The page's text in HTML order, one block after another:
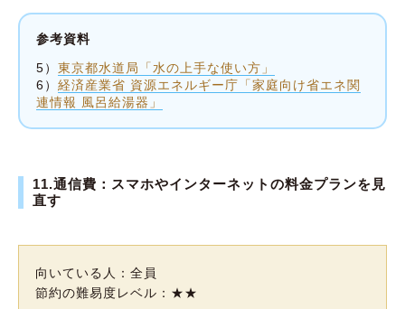
参考資料
5） 東京都水道局「水の上手な使い方」
6） 経済産業省 資源エネルギー庁「家庭向け省エネ関
連情報 風呂給湯器」
11.通信費：スマホやインターネットの料金プランを見
直す
向いている人：全員
節約の難易度レベル：★★